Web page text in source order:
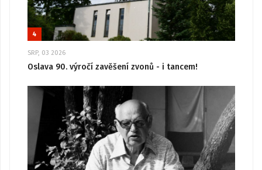
4
SRP, 03 2026
Oslava 90. výročí zavěšení zvonů - i tancem!